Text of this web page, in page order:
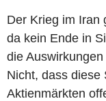
Der Krieg im Iran
da kein Ende in
die
Nicht, dass diese
Aktienmärkten